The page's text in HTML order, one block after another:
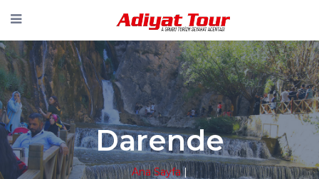
Darende
Ana Sayfa|